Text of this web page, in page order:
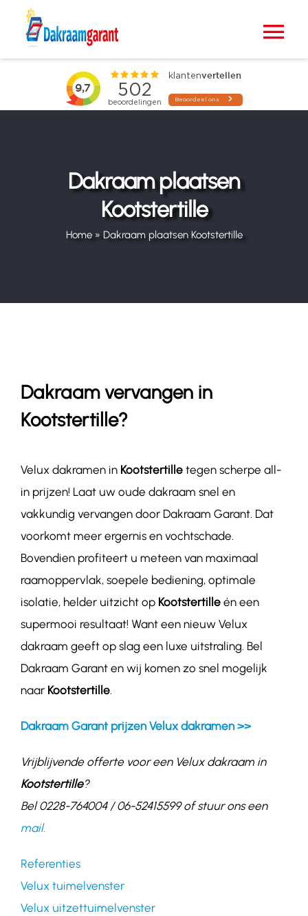
Blogs
Dakraam plaatsen
Kootstertille
Home» Dakraam plaatsen Kootstertille
Dakraam vervangen in
Kootstertille?
Velux dakramen in Kootstertilletegen scherpe all-
in prijzen! Laat uw oude dakraam snel en
vakkundig vervangen door Dakraam Garant. Dat
voorkomt meer ergernis en vochtschade.
Bovendien profiteert u meteen van maximaal
raamoppervlak, soepele bediening, optimale
isolatie, helder uitzicht op Kootstertilleén een
supermooi resultaat! Want een nieuw Velux
dakraam geeft op slag een luxe uitstraling. Bel
Dakraam Garant en wij komen zo snel mogelijk
naar Kootstertille.
Dakraam Garant prijzen Velux dakramen >>
Vrijblijvende offerte voor een Velux dakraam in
Kootstertille?
Bel 0228-764004 / 06-52415599 of stuur ons een
mail.
Referenties
Velux tuimelvenster
Velux uitzettuimelvenster